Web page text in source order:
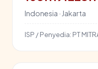
Indonesia · Jakarta
ISP / Penyedia: PT